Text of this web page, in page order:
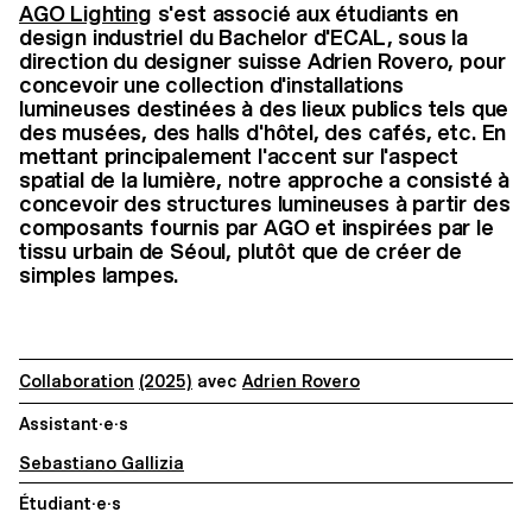
AGO Lighting s'est associé aux étudiants en
design industriel du Bachelor d'ECAL, sous la
direction du designer suisse Adrien Rovero, pour
concevoir une collection d'installations
lumineuses destinées à des lieux publics tels que
des musées, des halls d'hôtel, des cafés, etc. En
mettant principalement l'accent sur l'aspect
spatial de la lumière, notre approche a consisté à
concevoir des structures lumineuses à partir des
composants fournis par AGO et inspirées par le
tissu urbain de Séoul, plutôt que de créer de
simples lampes.
Collaboration (2025) avec Adrien Rovero
Assistant·e·s
Sebastiano Gallizia
Étudiant·e·s